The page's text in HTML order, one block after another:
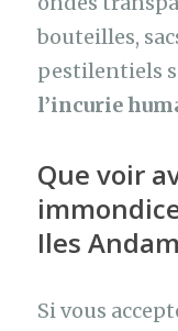
bouteilles,
pestilentiels
l’incurie
Que voir
Iles
Si vous